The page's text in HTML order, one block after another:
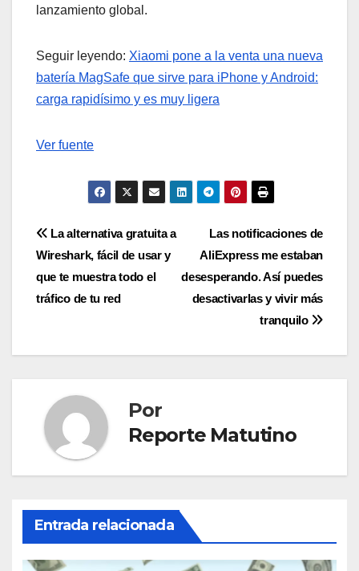
lanzamiento global.
Seguir leyendo: Xiaomi pone a la venta una nueva
batería MagSafe que sirve para iPhone y Android:
carga rapidísimo y es muy ligera
Ver fuente
Navegación
de
entradas
Las notificaciones de
AliExpress me estaban
desesperando. Así puedes
desactivarlas y vivir más
tranquilo
La alternativa gratuita a
Wireshark, fácil de usar y
que te muestra todo el
tráfico de tu red
Por
Reporte Matutino
Entrada relacionada